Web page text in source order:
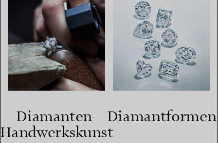
Diamanten-
Handwerkskunst
Diamantformen